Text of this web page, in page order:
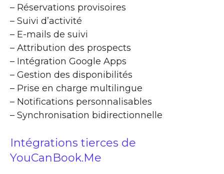
– Réservations provisoires
– Suivi d’activité
– E-mails de suivi
– Attribution des prospects
– Intégration Google Apps
– Gestion des disponibilités
– Prise en charge multilingue
– Notifications personnalisables
– Synchronisation bidirectionnelle
Intégrations tierces de
YouCanBook.Me